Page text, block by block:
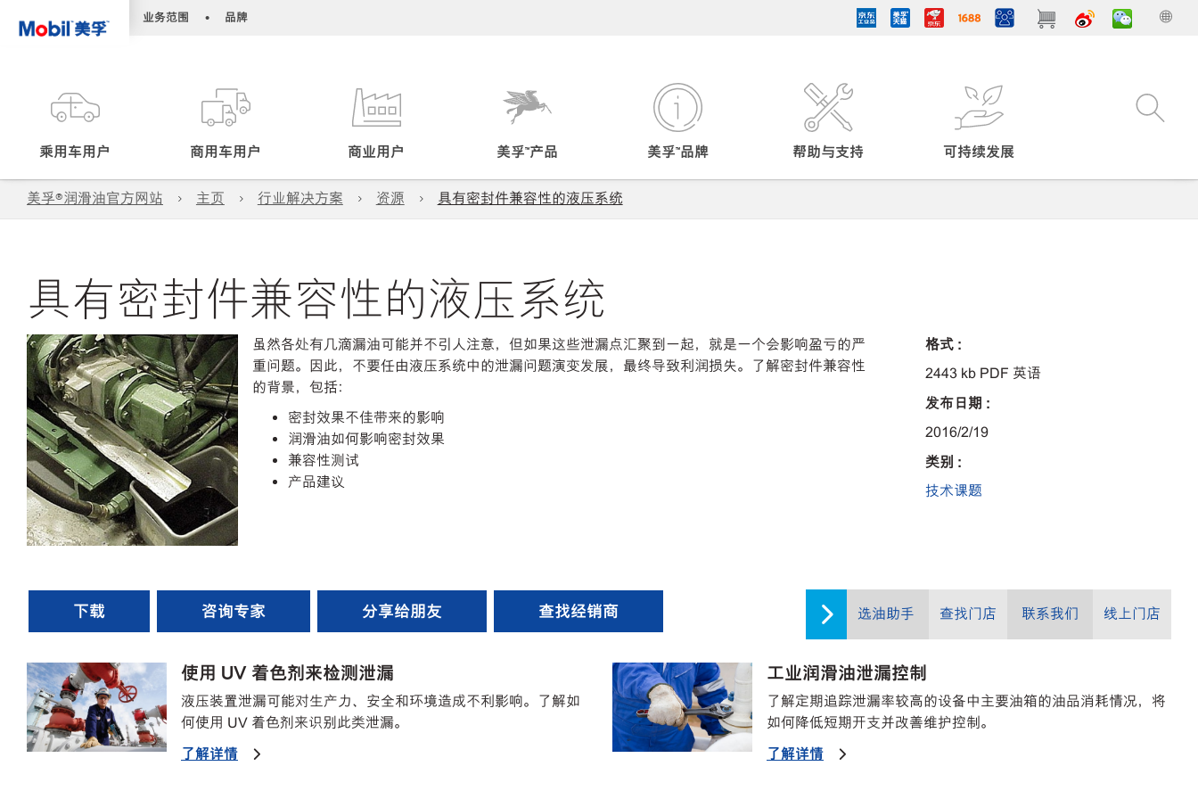
业务范围 • 品牌
乘用车用户 商用车用户 商业用户 美孚™产品 美孚™品牌 帮助与支持 可持续发展
美孚®润滑油官方网站 主页 行业解决方案 资源 具有密封件兼容性的液压系统
选油助手 查找门店 联系我们 线上门店
具有密封件兼容性的液压系统
虽然各处有几滴漏油可能并不引人注意，但如果这些泄漏点汇聚到一起，就是一个会影响盈亏的严
重问题。因此，不要任由液压系统中的泄漏问题演变发展，最终导致利润损失。了解密封件兼容性
的背景，包括：
密封效果不佳带来的影响
润滑油如何影响密封效果
兼容性测试
产品建议
格式 :
2443 kb PDF 英语
发布日期 :
2016/2/19
类别 :
技术课题
下载 咨询专家 分享给朋友 查找经销商
使用 UV 着色剂来检测泄漏
液压装置泄漏可能对生产力、安全和环境造成不利影响。了解如
何使用 UV 着色剂来识别此类泄漏。
了解详情
工业润滑油泄漏控制
了解定期追踪泄漏率较高的设备中主要油箱的油品消耗情况，将
如何降低短期开支并改善维护控制。
了解详情